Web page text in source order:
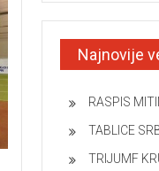
Najnovije
RASPIS
TABLICE
TRIJUMF